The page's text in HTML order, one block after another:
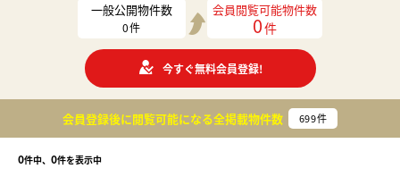
一般公開物件数
0件
会員閲覧可能物件数
0件
今すぐ無料会員登録!
会員登録後に閲覧可能になる全掲載物件数 699件
0件中、 0件を表示中